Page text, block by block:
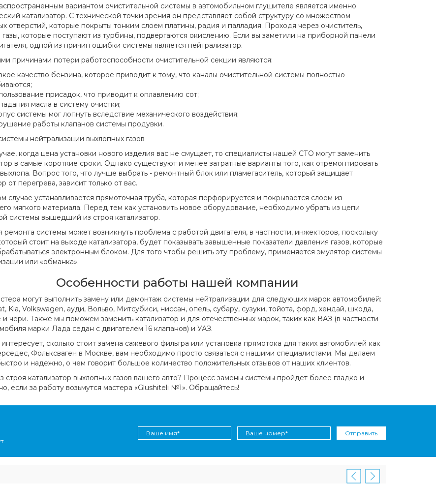
вариантом очистительной системы в автомобильном глушителе является именно
катализатор. С технической точки зрения он представляет собой структуру со множеством
отверстий, которые покрыты тонким слоем платины, радия и палладия. Проходя через очиститель,
которые поступают из турбины, подвергаются окислению. Если вы заметили на приборной панели
одной из причин ошибки системы является нейтрализатор.
причинами потери работоспособности очистительной секции являются:
качество бензина, которое приводит к тому, что каналы очистительной системы полностью
присадок, что приводит к оплавлению сот;
масла в систему очистки;
системы мог лопнуть вследствие механического воздействия;
работы клапанов системы продувки.
нейтрализации выхлопных газов
когда цена установки нового изделия вас не смущает, то специалисты нашей СТО могут заменить
в самые короткие сроки. Однако существуют и менее затратные варианты того, как отремонтировать
Вопрос того, что лучше выбрать - ремонтный блок или пламегаситель, который защищает
от перегрева, зависит только от вас.
случае устанавливается прямоточная труба, которая перфорируется и покрывается слоем из
мягкого материала. Перед тем как установить новое оборудование, необходимо убрать из цепи
системы вышедший из строя катализатор.
ремонта системы может возникнуть проблема с работой двигателя, в частности, инжекторов, поскольку
стоит на выходе катализатора, будет показывать завышенные показатели давления газов, которые
электронным блоком. Для того чтобы решить эту проблему, применяется эмулятор системы
или «обманка».
Особенности работы нашей компании
могут выполнить замену или демонтаж системы нейтрализации для следующих марок автомобилей:
Kia, Volkswagen, ауди, Вольво, Митсубиси, ниссан, опель, субару, сузуки, тойота, форд, хендай, шкода,
чери. Также мы поможем заменить катализатор и для отечественных марок, таких как ВАЗ (в частности
марки Лада седан с двигателем 16 клапанов) и УАЗ.
интересует, сколько стоит замена сажевого фильтра или установка прямотока для таких автомобилей как
Фольксваген в Москве, вам необходимо просто связаться с нашими специалистами. Мы делаем
и надежно, о чем говорит большое количество положительных отзывов от наших клиентов.
строя катализатор выхлопных газов вашего авто? Процесс замены системы пройдет более гладко и
если за работу возьмутся мастера «Glushiteli №1». Обращайтесь!
Отправить